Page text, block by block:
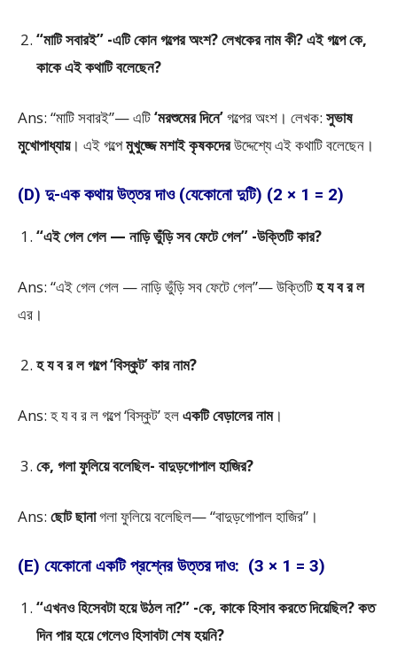
“মাটি সবারই” -এটি কোন গল্পের অংশ? লেখকের নাম কী? এই গল্পে কে,
কাকে এই কথাটি বলেছেন?
Ans: “মাটি সবারই”— এটি‘মরশুমের দিনে’গল্পের অংশ। লেখক: সুভাষ
মুখোপাধ্যায়। এই গল্পেমুখুজ্জে মশাই কৃষকদেরউদ্দেশ্যে এই কথাটি বলেছেন।
(D) দু-এক কথায় উত্তর দাও (যেকোনো দুটি) (2 × 1 = 2)
“এই গেল গেল — নাড়ি ভুঁড়ি সব ফেটে গেল” -উক্তিটি কার?
Ans: “এই গেল গেল — নাড়ি ভুঁড়ি সব ফেটে গেল”— উক্তিটিহ য ব র ল
এর।
হ য ব র ল গল্পে ‘বিস্কুট’ কার নাম?
Ans: হ য ব র ল গল্পে ‘বিস্কুট’ হলএকটি বেড়ালের নাম।
কে, গলা ফুলিয়ে বলেছিল- বাদুড়গোপাল হাজির?
Ans: ছোট ছানাগলা ফুলিয়ে বলেছিল— “বাদুড়গোপাল হাজির”।
(E) যেকোনো একটি প্রশ্নের উত্তর দাও: (3 × 1 = 3)
“এখনও হিসেবটা হয়ে উঠল না?” -কে, কাকে হিসাব করতে দিয়েছিল? কত
দিন পার হয়ে গেলেও হিসাবটা শেষ হয়নি?